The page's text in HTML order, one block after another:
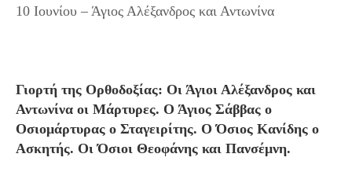
10 Ιουνίου – Άγιος Αλέξανδρος και Αντωνίνα
Γιορτή της Ορθοδοξίας: Οι Άγιοι Αλέξανδρος και
Αντωνίνα οι Μάρτυρες. Ο Άγιος Σάββας ο
Οσιομάρτυρας ο Σταγειρίτης. Ο Όσιος Κανίδης ο
Ασκητής. Οι Όσιοι Θεοφάνης και Πανσέμνη.